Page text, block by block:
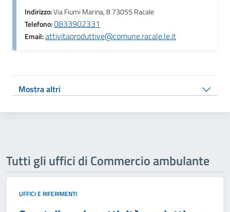
Indirizzo:Via Fiumi Marina, 8 73055 Racale
Telefono:0833902331
Email:attivitaproduttive@comune.racale.le.it
Mostra altri
Tutti gli uffici di Commercio ambulante
UFFICI E RIFERIMENTI